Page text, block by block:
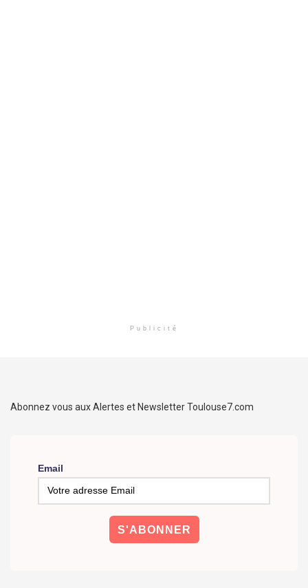
Publicité
Abonnez vous aux Alertes et Newsletter Toulouse7.com
Email